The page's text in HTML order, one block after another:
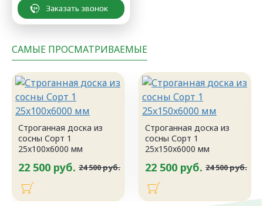
Заказать звонок
САМЫЕ ПРОСМАТРИВАЕМЫЕ
Строганная доска из
сосны Сорт 1
25x100x6000 мм
22 500 руб. 24 500 руб.
Строганная доска из
сосны Сорт 1
25x150x6000 мм
22 500 руб. 24 500 руб.